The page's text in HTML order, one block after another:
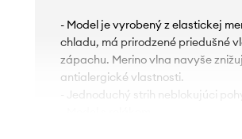
- Model je vyrobený z elastickej
chladu, má prirodzené priedušné
zápachu. Merino vlna navyše
antialergické vlastnosti.
- Jednoduchý strih neblokujúci